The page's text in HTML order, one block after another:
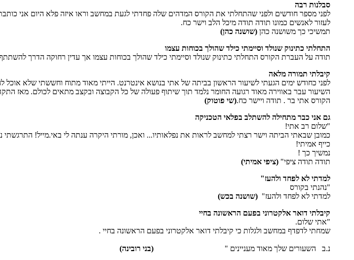
סבלנות רבה
לפני מספר חודשים ולפני שהתחלתי את הקורס המדהים שלה פחדתי לגעת במחשב וראו איזה פלא היום אני
לעזור לאנשים כמונו תודה תודה מיכל הלב וישר כח.
תמשיכי כך משושנה כהן (שושנה כהן)
התחלתי כתינוק שנולד וסיימתי כילד שהולך בכוחות עצמו
תודה על העברת הקורס התחלתי כתינוק שנולד וסיימתי כילד שהולך בכוחות עצמו אך עדין רחוקה הדרך להשתתף
קיבלתי תמורה מלאה
לפני כחודש ימים הגעתי לשיעור הראשון בביתה של אתי בנושא אינטרנט. הייתי מאוד מתוח וחששתי שלא
השיעור עבר באווירה מאוד רגועה החומר נלמד תוך שיתוף פעולה של כל הקבוצה ובקצב מתאים לכולם. מאז
הקורס אתי בר . תודה ויישר כח.(שי פוטוק)
גם אני כבר מתחילה להשתלב בפלאי הטכניקה
"שלום רב אתי!
כמובן שבאתי הביתה וישר רצתי למחשב לראות את נפלאותיו... ואכן, מורתי היקרה ענתה לי באי.מייל!
כייף אמיתי!
נמשיך כך !
תודה תודה ציפי" (ציפי אמיתי)
למדתי לא לפחד ולהעז"
"נהנתי בקורס
למדתי לא לפחד ולהעז" (שושנה בכש)
קיבלתי דואר אלקטרוני בפעם הראשונה בחיי
"אתי שלום.
שמחתי לדפדף במחשב ולגלות כי קיבלתי דואר אלקטרוני בפעם הראשונה בחיי .
נ.ב השעורים שלך מאוד מעניינים " (בני רובינה)